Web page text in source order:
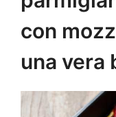
con
una vera